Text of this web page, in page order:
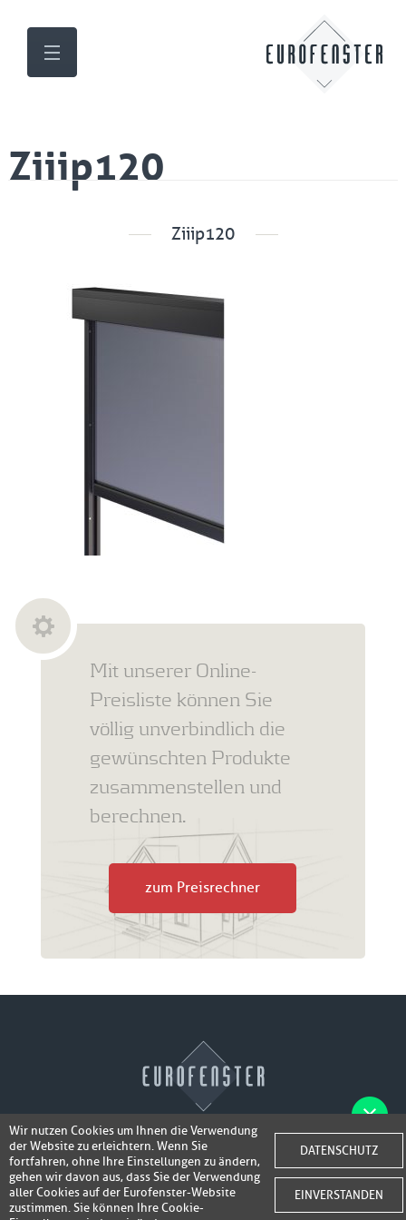
Ziiip120
Ziiip120
Wir nutzen Cookies um Ihnen die Verwendung
der Website zu erleichtern. Wenn Sie
fortfahren, ohne Ihre Einstellungen zu ändern,
gehen wir davon aus, dass Sie der Verwendung
aller Cookies auf der Eurofenster-Website
zustimmen. Sie können Ihre Cookie-
DATENSCHUTZ
EINVERSTANDEN
Fotos der Fenster/Elemente per WhatsApp
senden und ein Super-Angebotinkl. 50,-
bis 100,- EURGutschrift erhalten!
Mit unserer Online-
Preisliste können Sie
völlig unverbindlich die
gewünschten Produkte
zusammenstellen und
berechnen.
zum Preisrechner
© 2026 Eurofenster
Webdesign byWebidea Advance